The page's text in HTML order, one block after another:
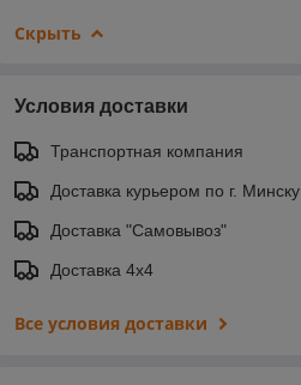
Скрыть
Условия доставки
Транспортная компания
Доставка курьером по г. Минску
Доставка "Самовывоз"
Доставка 4х4
Все условия доставки